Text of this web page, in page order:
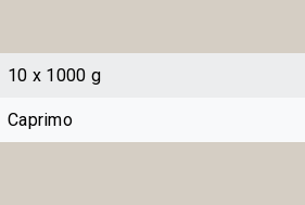
10 x 1000 g
Caprimo